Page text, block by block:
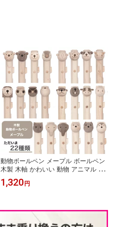
動物ボールペン メープル ボールペン
木製 木軸 かわいい 動物 アニマル ギ
フト 文房具 筆記用具 中学生 女性 男
性 誕生日 入学祝い 卒業祝い ちょっ
ールペン ボールペン贈答 日本製 木製
1,320 円